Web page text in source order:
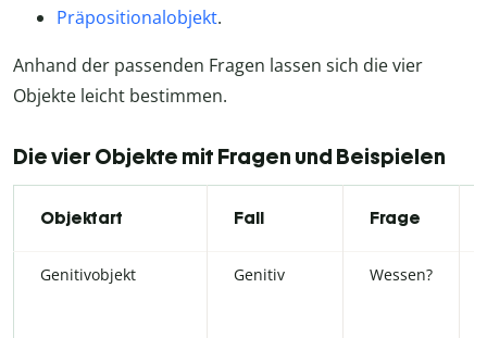
Präpositionalobjekt.
Anhand der passenden Fragen lassen sich die vier
Objekte leicht bestimmen.
Die vier Objekte mit Fragen und Beispielen
Objektart Fall Frage
Genitivobjekt Genitiv Wessen?